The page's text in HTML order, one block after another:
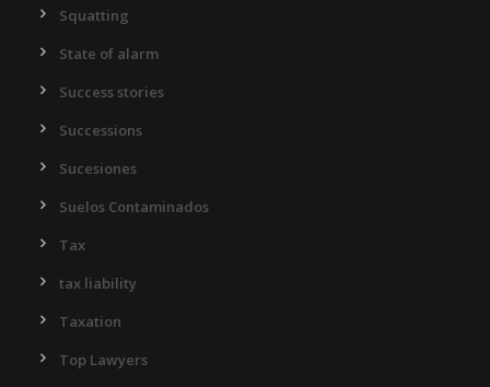
Squatting
State of alarm
Success stories
Successions
Sucesiones
Suelos Contaminados
Tax
tax liability
Taxation
Top Lawyers